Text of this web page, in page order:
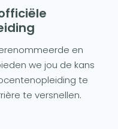
en
we jou de kans
te
te versnellen.